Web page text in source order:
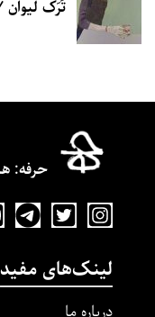
تَرَک
حرفه‌:
لینک‌های مفید
درباره ما